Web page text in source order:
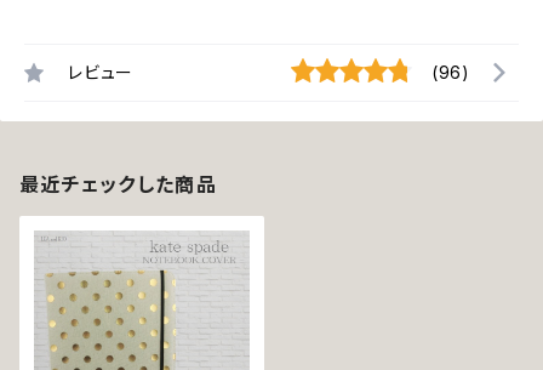
レビュー (96)
最近チェックした商品